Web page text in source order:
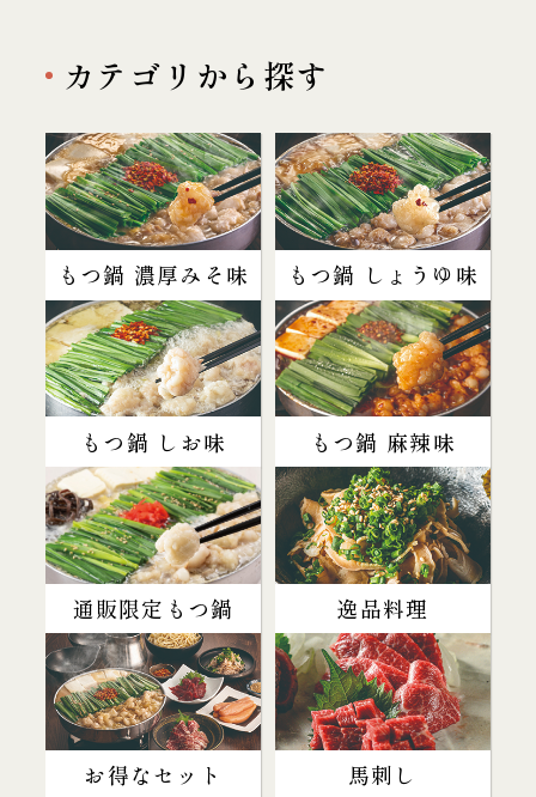
カテゴリから探す
もつ鍋 濃厚みそ味 もつ鍋 しょうゆ味
もつ鍋 しお味 もつ鍋 麻辣味
通販限定もつ鍋 逸品料理
お得なセット 馬刺し